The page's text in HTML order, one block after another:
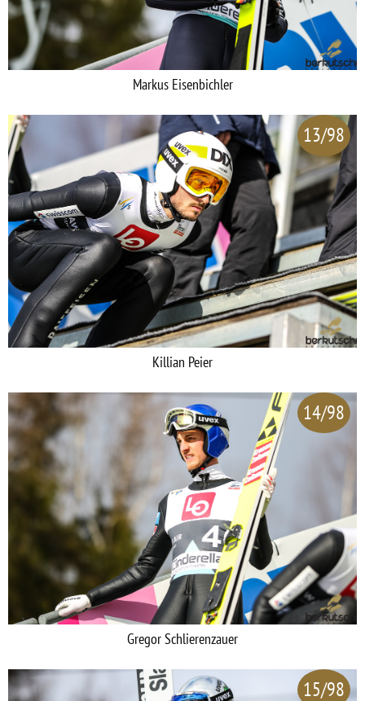
Markus Eisenbichler
13/98
Killian Peier
14/98
Gregor Schlierenzauer
15/98